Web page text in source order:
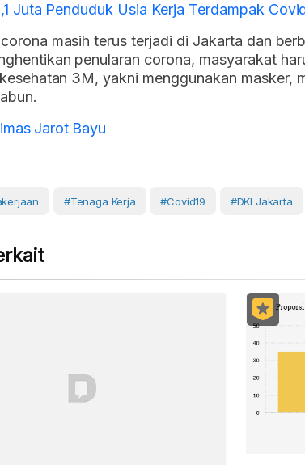
Juta Penduduk Usia Kerja Terdampak
masih terus terjadi di Jakarta dan
penularan corona, masyarakat
3M, yakni menggunakan masker,
Jarot Bayu
#Tenaga Kerja #covid19 #DKI Jakarta